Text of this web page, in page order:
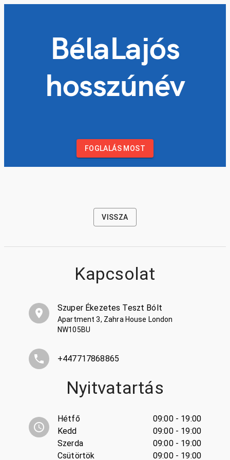
BélaLajós
hosszúnév
FOGLALÁS MOST
VISSZA
Kapcsolat
Szuper Ékezetes Teszt Bólt
Apartment 3, Zahra House London
NW105BU
+447717868865
Nyitvatartás
Hétfő
Kedd
Szerda
Csütörtök
09:00 - 19:00
09:00 - 19:00
09:00 - 19:00
09:00 - 19:00